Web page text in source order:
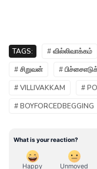
TAGS: # வில்லிவாக்கம்
# சிறுவன்
#
# VILLIVAKKAM
#
# BOYFORCEDBEGGING